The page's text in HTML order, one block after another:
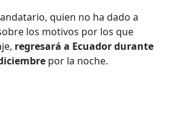
quien no ha dado a
los motivos por los que
regresará a Ecuador durante
por la noche.